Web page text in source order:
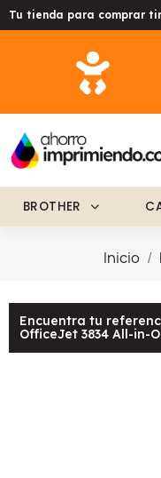
Tu tienda para comprar
BROTHER
Inicio
Encuentra tu
OfficeJet 3834 All-in-